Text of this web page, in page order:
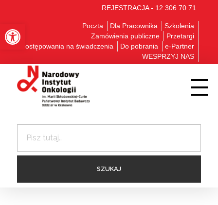
Otwórz pasek narzędzi
REJESTRACJA - 12 306 70 71
Poczta Dla Pracownika
Szkolenia
Zamówienia publiczne
Przetargi
Postępowania na świadczenia
Do pobrania
e-Partner
WESPRZYJ NAS